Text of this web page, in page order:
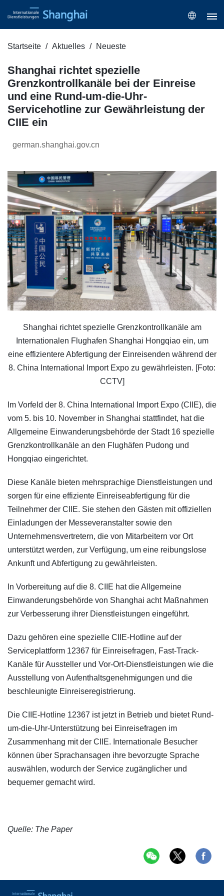
Startseite Aktuelles Neueste
Shanghai richtet spezielle
Grenzkontrollkanäle bei der Einreise
und eine Rund-um-die-Uhr-
Servicehotline zur Gewährleistung der
CIIE ein
german.shanghai.gov.cn
Shanghai richtet spezielle Grenzkontrollkanäle am
Internationalen Flughafen Shanghai Hongqiao ein, um
eine effizientere Abfertigung der Einreisenden während der
8. China International Import Expo zu gewährleisten. [Foto:
CCTV]
Im Vorfeld der 8. China International Import Expo (CIIE), die
vom 5. bis 10. November in Shanghai stattfindet, hat die
Allgemeine Einwanderungsbehörde der Stadt 16 spezielle
Grenzkontrollkanäle an den Flughäfen Pudong und
Hongqiao eingerichtet.
Diese Kanäle bieten mehrsprachige Dienstleistungen und
sorgen für eine effiziente Einreiseabfertigung für die
Teilnehmer der CIIE. Sie stehen den Gästen mit offiziellen
Einladungen der Messeveranstalter sowie den
Unternehmensvertretern, die von Mitarbeitern vor Ort
unterstützt werden, zur Verfügung, um eine reibungslose
Ankunft und Abfertigung zu gewährleisten.
In Vorbereitung auf die 8. CIIE hat die Allgemeine
Einwanderungsbehörde von Shanghai acht Maßnahmen
zur Verbesserung ihrer Dienstleistungen eingeführt.
Dazu gehören eine spezielle CIIE-Hotline auf der
Serviceplattform 12367 für Einreisefragen, Fast-Track-
Kanäle für Aussteller und Vor-Ort-Dienstleistungen wie die
Ausstellung von Aufenthaltsgenehmigungen und die
beschleunigte Einreiseregistrierung.
Die CIIE-Hotline 12367 ist jetzt in Betrieb und bietet Rund-
um-die-Uhr-Unterstützung bei Einreisefragen im
Zusammenhang mit der CIIE. Internationale Besucher
können über Sprachansagen ihre bevorzugte Sprache
auswählen, wodurch der Service zugänglicher und
bequemer gemacht wird.
Quelle: The Paper